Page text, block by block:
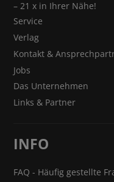
– 21 x in Ihrer Nähe!
Service
Verlag
Kontakt &
Jobs
Das Unternehmen
Links & Partner
INFO
FAQ - Häufig gestellte